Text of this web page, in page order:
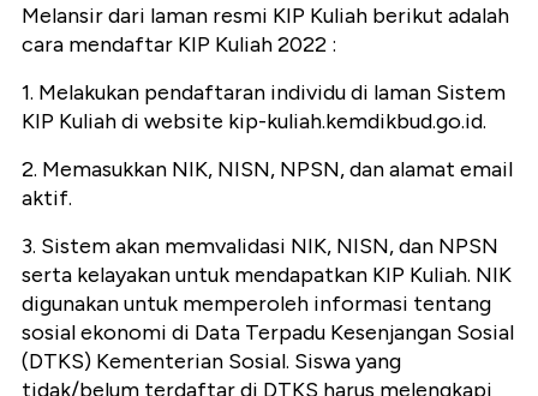
Melansir dari laman resmi KIP Kuliah berikut adalah
cara mendaftar KIP Kuliah 2022 :
1. Melakukan pendaftaran individu di laman Sistem
KIP Kuliah di website kip-kuliah.kemdikbud.go.id.
2. Memasukkan NIK, NISN, NPSN, dan alamat email
aktif.
3. Sistem akan memvalidasi NIK, NISN, dan NPSN
serta kelayakan untuk mendapatkan KIP Kuliah. NIK
digunakan untuk memperoleh informasi tentang
sosial ekonomi di Data Terpadu Kesenjangan Sosial
(DTKS) Kementerian Sosial. Siswa yang
tidak/belum terdaftar di DTKS harus melengkapi